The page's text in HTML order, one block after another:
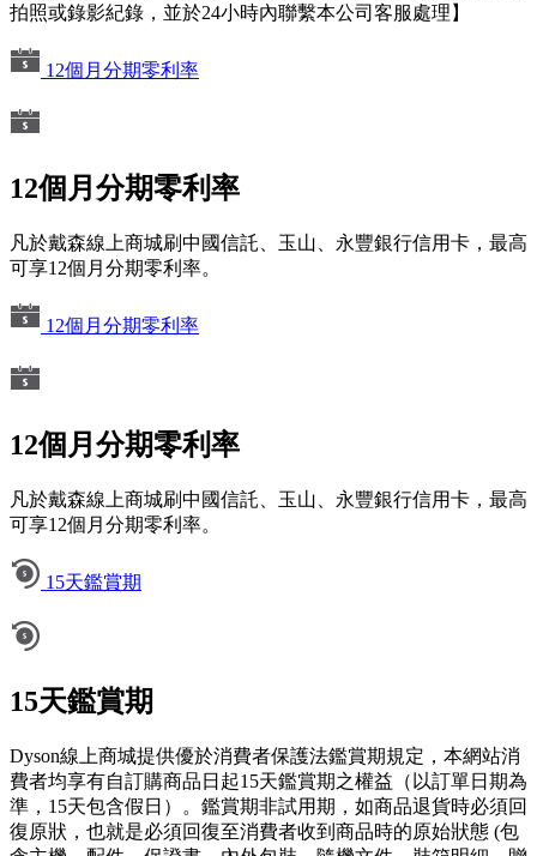
拍照或錄影紀錄，並於24小時內聯繫本公司客服處理】
12個月分期零利率
12個月分期零利率
凡於戴森線上商城刷中國信託、玉山、永豐銀行信用卡，最高
可享12個月分期零利率。
12個月分期零利率
12個月分期零利率
凡於戴森線上商城刷中國信託、玉山、永豐銀行信用卡，最高
可享12個月分期零利率。
15天鑑賞期
15天鑑賞期
Dyson線上商城提供優於消費者保護法鑑賞期規定，本網站消
費者均享有自訂購商品日起15天鑑賞期之權益（以訂單日期為
準，15天包含假日）。鑑賞期非試用期，如商品退貨時必須回
復原狀，也就是必須回復至消費者收到商品時的原始狀態 (包